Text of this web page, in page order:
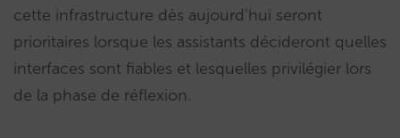
cette infrastructure dès aujourd’hui seront
prioritaires lorsque les assistants décideront quelles
interfaces sont fiables et lesquelles privilégier lors
de la phase de réflexion.